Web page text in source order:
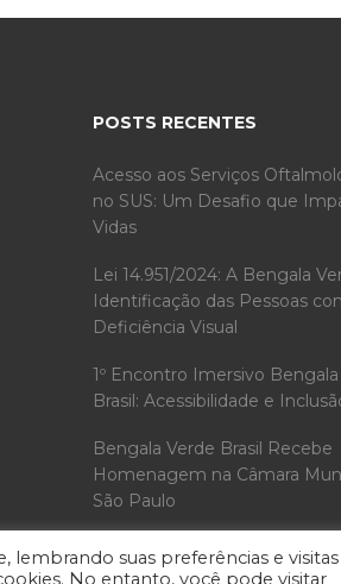
POSTS RECENTES
Acesso aos Serviços
no SUS: Um Desafio que
Vidas
Lei 14.951/2024: A Bengala
Identificação das Pessoas
Deficiência Visual
1º Encontro Imersivo
Brasil: Acessibilidade e
Bengala Verde Brasil Recebe
Homenagem na Câmara
São Paulo
lembrando suas preferências e visitas
No entanto, você pode visitar